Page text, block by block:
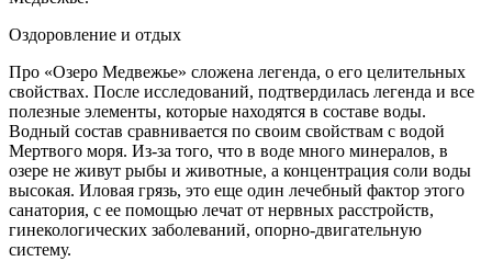
Оздоровление и отдых
Про «Озеро Медвежье» сложена легенда, о его целительных
свойствах. После исследований, подтвердилась легенда и все
полезные элементы, которые находятся в составе воды.
Водный состав сравнивается по своим свойствам с водой
Мертвого моря. Из-за того, что в воде много минералов, в
озере не живут рыбы и животные, а концентрация соли воды
высокая. Иловая грязь, это еще один лечебный фактор этого
санатория, с ее помощью лечат от нервных расстройств,
гинекологических заболеваний, опорно-двигательную
систему.